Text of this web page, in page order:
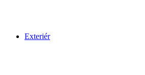
Exteriér